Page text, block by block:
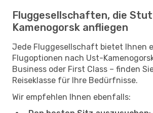
Fluggesellschaften, die
Kamenogorsk anfliegen
Jede Fluggesellschaft bietet Ihnen
Flugoptionen nach Ust-
Business oder First Class – finden
Reiseklasse für Ihre Bedürfnisse.
Wir empfehlen Ihnen ebenfalls: